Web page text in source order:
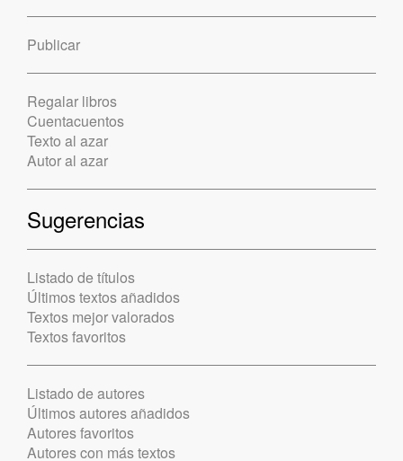
Publicar
Regalar libros
Cuentacuentos
Texto al azar
Autor al azar
Sugerencias
Listado de títulos
Últimos textos añadidos
Textos mejor valorados
Textos favoritos
Listado de autores
Últimos autores añadidos
Autores favoritos
Autores con más textos